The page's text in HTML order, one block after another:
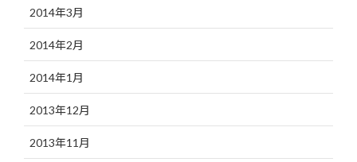
2014年3月
2014年2月
2014年1月
2013年12月
2013年11月